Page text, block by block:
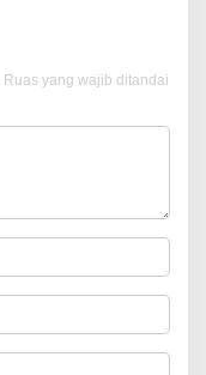
Ruas yang wajib ditandai